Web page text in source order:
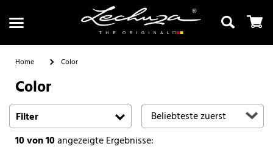
Suchen
Home Color
Color
Filter
10von 10angezeigte Ergebnisse: